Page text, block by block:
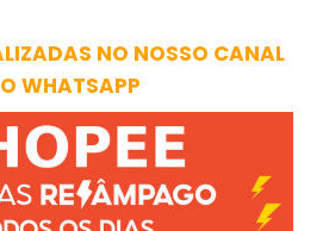
NO NOSSO CANAL
WHATSAPP